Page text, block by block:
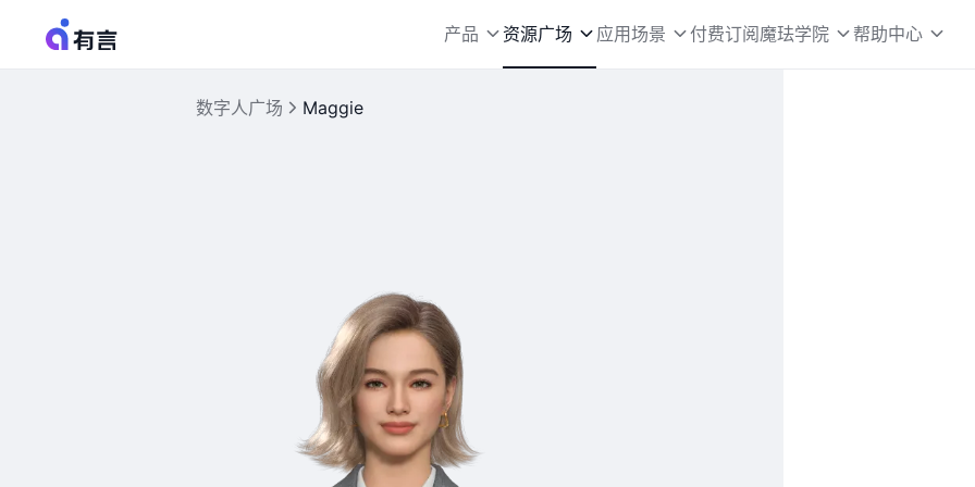
产品 资源广场 应用场景 付费订阅魔珐学院 帮助中心
数字人广场 Maggie